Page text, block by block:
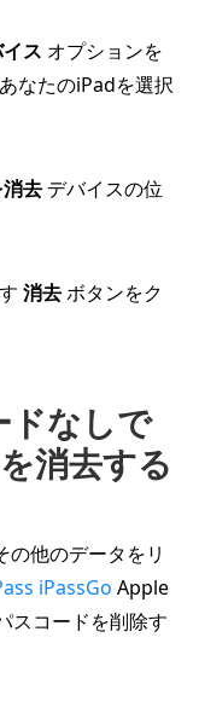
ス オプションを
なたのiPadを選択
去 デバイスの位
消去ボタンをク
ドなしで
消去する
の他のデータをリ
iPassGo Apple
スコードを削除す